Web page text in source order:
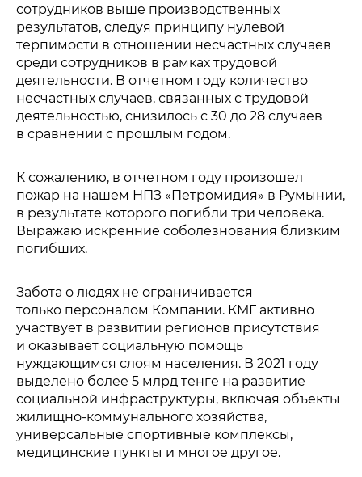
сотрудников выше производственных
результатов, следуя принципу нулевой
терпимости в отношении несчастных случаев
среди сотрудников в рамках трудовой
деятельности. В отчетном году количество
несчастных случаев, связанных с трудовой
деятельностью, снизилось с 30 до 28 случаев
в сравнении с прошлым годом.
К сожалению, в отчетном году произошел
пожар на нашем НПЗ «Петромидия» в Румынии,
в результате которого погибли три человека.
Выражаю искренние соболезнования близким
погибших.
Забота о людях не ограничивается
только персоналом Компании. КМГ активно
участвует в развитии регионов присутствия
и оказывает социальную помощь
нуждающимся слоям населения. В 2021 году
выделено более 5 млрд тенге на развитие
социальной инфраструктуры, включая объекты
жилищно-коммунального хозяйства,
универсальные спортивные комплексы,
медицинские пункты и многое другое.